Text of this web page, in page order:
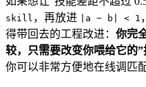
skill ，再放进 |a − b| < 1
得带回去的工程改进： 你完
较，只需要改变你喂给它的”
你可以非常方便地在线调匹